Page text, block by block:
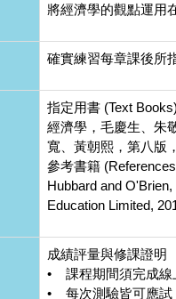
將經濟學的觀點運用
確實練習每章課後所
指定用書 (Text
經濟學，毛慶生、朱
寬、黃朝熙，第八版
參考書籍
Hubbard and
Education Limited,
成績評量與修課證明
• 課程期間須完成線
• 每次測驗皆可應試